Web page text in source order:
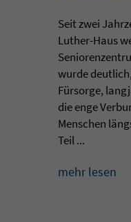
Seit zwei
Luther-Haus
wurde
Fürsorge,
die enge
Menschen
Teil ...
mehr lesen